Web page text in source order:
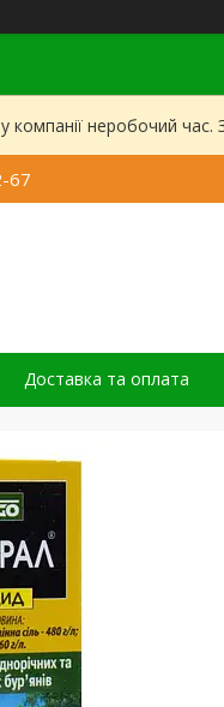
компанії неробочий
67
Доставка та оплата